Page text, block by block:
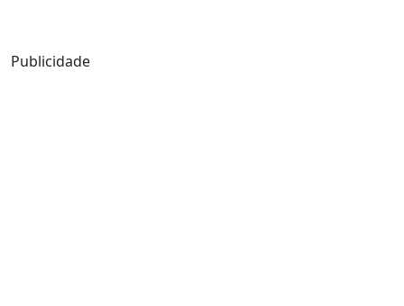
Publicidade